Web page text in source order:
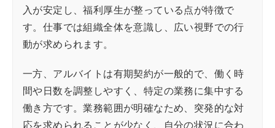
入が安定し、福利厚生が整っている点が特徴で
す。仕事では組織全体を意識し、広い視野での行
動が求められます。
一方、アルバイトは有期契約が一般的で、働く時
間や日数を調整しやすく、特定の業務に集中する
働き方です。業務範囲が明確なため、突発的な対
応を求められることが少なく、自分の状況に合わ